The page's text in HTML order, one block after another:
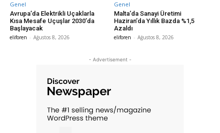
Genel
Avrupa’da Elektrikli Uçaklarla
Kısa Mesafe Uçuşlar 2030’da
Başlayacak
eliforen - Ağustos 8, 2026
Genel
Malta’da Sanayi Üretimi
Haziran’da Yıllık Bazda %1,5
Azaldı
eliforen - Ağustos 8, 2026
- Advertisement -